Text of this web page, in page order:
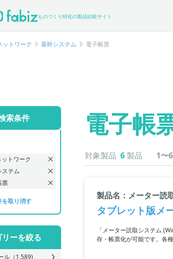
ものづくり特化の製品比較サイト
ットワーク 基幹システム 電子帳票
索条件
トワーク
ステム
票
を取り消す
ーを絞る
ル （1,589)
電子帳
対象製品 6 製品 1〜
製品名：メーター読
タブレット版メ
「メーター読取システム
存・帳票化が可能です。各
能。QRコードやコード番
りが可能で、手振れの心